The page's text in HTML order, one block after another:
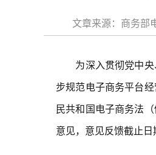
文章来源：商务
为深入贯彻党中央
步规范电子商务平台
民共和国电子商务法
意见，意见反馈截止